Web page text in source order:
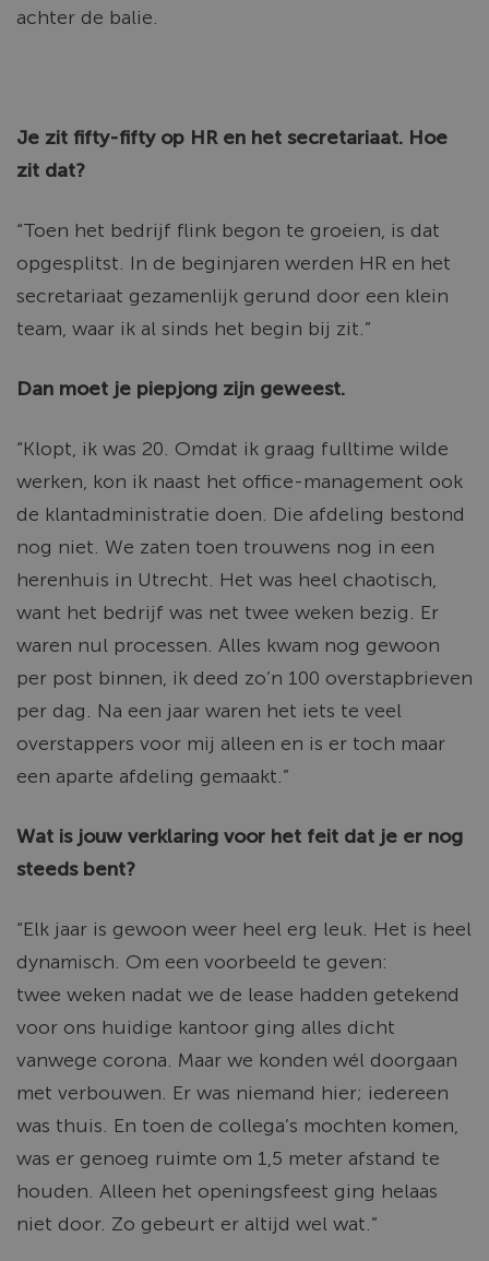
achter de balie.
Je zit fifty-fifty op HR en het secretariaat. Hoe
zit dat?
“Toen het bedrijf flink begon te groeien, is dat
opgesplitst. In de beginjaren werden HR en het
secretariaat gezamenlijk gerund door een klein
team, waar ik al sinds het begin bij zit.”
Dan moet je piepjong zijn geweest.
“Klopt, ik was 20. Omdat ik graag fulltime wilde
werken, kon ik naast het office-management ook
de klantadministratie doen. Die afdeling bestond
nog niet. We zaten toen trouwens nog in een
herenhuis in Utrecht. Het was heel chaotisch,
want het bedrijf was net twee weken bezig. Er
waren nul processen. Alles kwam nog gewoon
per post binnen, ik deed zo’n 100 overstapbrieven
per dag. Na een jaar waren het iets te veel
overstappers voor mij alleen en is er toch maar
een aparte afdeling gemaakt.”
Wat is jouw verklaring voor het feit dat je er nog
steeds bent?
“Elk jaar is gewoon weer heel erg leuk. Het is heel
dynamisch. Om een voorbeeld te geven:
twee weken nadat we de lease hadden getekend
voor ons huidige kantoor ging alles dicht
vanwege corona. Maar we konden wél doorgaan
met verbouwen. Er was niemand hier; iedereen
was thuis. En toen de collega’s mochten komen,
was er genoeg ruimte om 1,5 meter afstand te
houden. Alleen het openingsfeest ging helaas
niet door. Zo gebeurt er altijd wel wat.”